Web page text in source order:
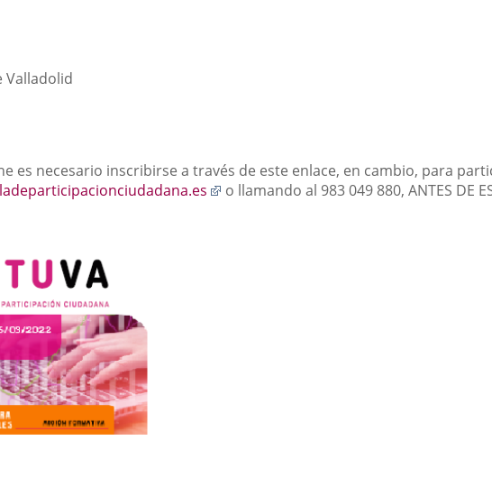
Valladolid
es necesario inscribirse a través de este enlace, en cambio, para
Enlace
o llamando al 983 049 880, ANTES DE